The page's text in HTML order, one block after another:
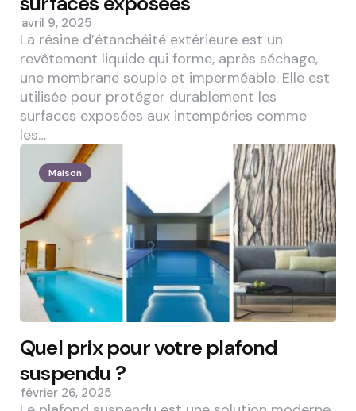
avril 9, 2025
La résine d’étanchéité extérieure est un
revêtement liquide qui forme, après séchage,
une membrane souple et imperméable. Elle est
utilisée pour protéger durablement les
surfaces exposées aux intempéries comme
les…
Maison
Quel prix pour votre plafond
suspendu ?
février 26, 2025